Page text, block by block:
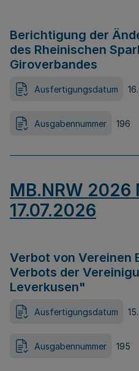
Berichtigung der
des Rheinischen
Giroverbandes
Ausfertigungsdatum
Ausgabennummer 196
MB.NRW 2026
17.07.2026
Verbot von Vereinen
Verbots der
Leverkusen"
Ausfertigungsdatum
Ausgabennummer 195